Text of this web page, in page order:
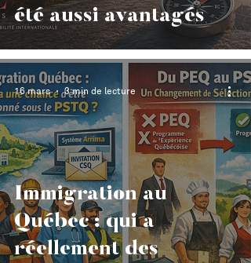
été aussi avantagés
Immigration au
Québec : qui a
réellement des
16 mars 3 min de lecture